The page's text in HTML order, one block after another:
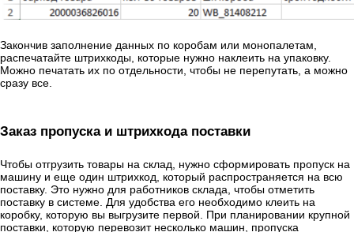
Закончив заполнение данных по коробам или монопалетам,
распечатайте штрихкоды, которые нужно наклеить на упаковку.
Можно печатать их по отдельности, чтобы не перепутать, а можно
сразу все.
Заказ пропуска и штрихкода поставки
Чтобы отгрузить товары на склад, нужно сформировать пропуск на
машину и еще один штрихкод, который распространяется на всю
поставку. Это нужно для работников склада, чтобы отметить
поставку в системе. Для удобства его необходимо клеить на
коробку, которую вы выгрузите первой. При планировании крупной
поставки, которую перевозит несколько машин, пропуска